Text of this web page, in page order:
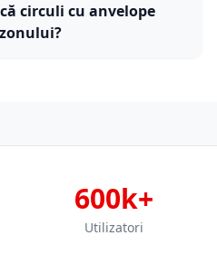
circuli cu anvelope
600k+
Utilizatori